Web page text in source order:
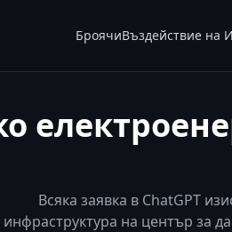
БроячиВъздействие на
Всяка заявка в ChatGPT
инфраструктура на център за